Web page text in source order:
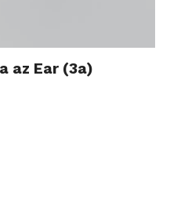
az Ear (3a)